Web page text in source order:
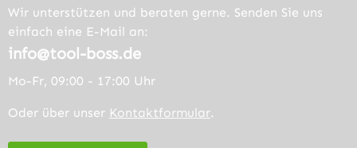
Wir unterstützen und beraten gerne. Senden Sie uns
einfach eine E-Mail an:
info@tool-boss.de
Mo-Fr, 09:00 - 17:00 Uhr
Oder über unser Kontaktformular.